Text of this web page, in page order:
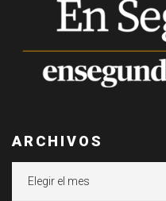
ARCHIVOS